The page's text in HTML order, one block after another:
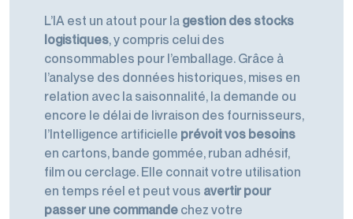
L’IA est un atout pour la gestion des stocks
logistiques, y compris celui des
consommables pour l’emballage. Grâce à
l’analyse des données historiques, mises en
relation avec la saisonnalité, la demande ou
encore le délai de livraison des fournisseurs,
l’Intelligence artificielle prévoit vos besoins
en cartons, bande gommée, ruban adhésif,
film ou cerclage. Elle connait votre utilisation
en temps réel et peut vous avertir pour
passer une commande chez votre